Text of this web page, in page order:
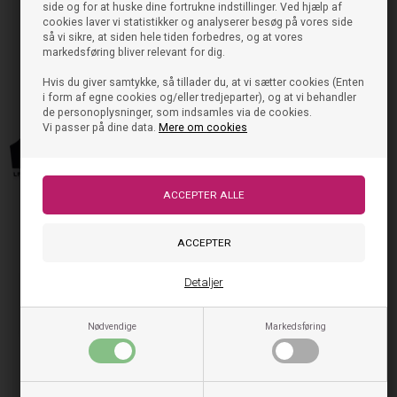
side og for at huske dine fortrukne indstillinger. Ved hjælp af
cookies laver vi statistikker og analyserer besøg på vores side
så vi sikre, at siden hele tiden forbedres, og at vores
markedsføring bliver relevant for dig.
Hvis du giver samtykke, så tillader du, at vi sætter cookies (Enten
i form af egne cookies og/eller tredjeparter), og at vi behandler
de personoplysninger, som indsamles via de cookies.
Vi passer på dine data. Mere om cookies
Nødvendige Markedsføring
Detaljer
249,95 DKK
På lager, klar til levering
Tjek også disse ud